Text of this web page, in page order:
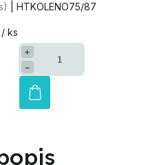
| HTKOLENO75/87
ks
+
−